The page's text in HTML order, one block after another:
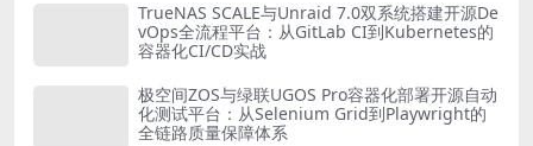
TrueNAS SCALE与Unraid 7.0双系统搭建开源De
vOps全流程平台：从GitLab CI到Kubernetes的
容器化CI/CD实战
极空间ZOS与绿联UGOS Pro容器化部署开源自动
化测试平台：从Selenium Grid到Playwright的
全链路质量保障体系